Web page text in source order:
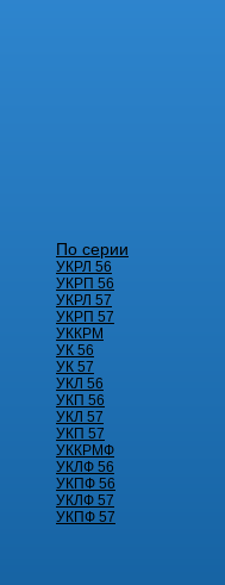
По серии
УКРЛ 56
УКРП 56
УКРЛ 57
УКРП 57
УККРМ
УК 56
УК 57
УКЛ 56
УКП 56
УКЛ 57
УКП 57
УККРМФ
УКЛФ 56
УКПФ 56
УКЛФ 57
УКПФ 57